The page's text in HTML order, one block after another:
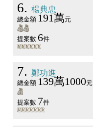
6 楊典忠
總金額 191萬元
提案數 6件
7 鄭功進
總金額 139萬1000元
提案數 7件